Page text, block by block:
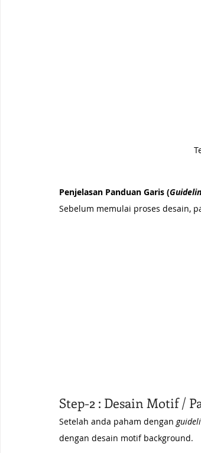
Penjelasan Panduan Garis (
Sebelum memulai proses desain,
Step-2 : Desain Motif /
Setelah anda paham dengan
dengan desain motif background.